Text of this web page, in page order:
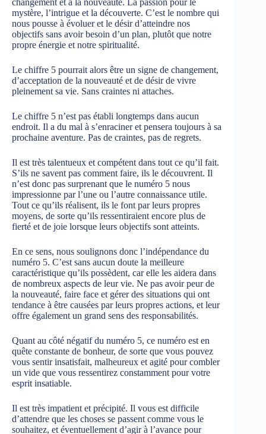
changement et à la nouveauté. La passion pour le
mystère, l’intrigue et la découverte. C’est le nombre qui
nous pousse à évoluer et le désir d’atteindre nos
objectifs sans avoir besoin d’un plan, plutôt que notre
propre énergie et notre spiritualité.
Le chiffre 5 pourrait alors être un signe de changement,
d’acceptation de la nouveauté et de désir de vivre
pleinement sa vie. Sans craintes ni attaches.
Le chiffre 5 n’est pas établi longtemps dans aucun
endroit. Il a du mal à s’enraciner et pensera toujours à sa
prochaine aventure. Pas de craintes, pas de regrets.
Il est très talentueux et compétent dans tout ce qu’il fait.
S’ils ne savent pas comment faire, ils le découvrent. Il
n’est donc pas surprenant que le numéro 5 nous
impressionne par l’une ou l’autre connaissance utile.
Tout ce qu’ils réalisent, ils le font par leurs propres
moyens, de sorte qu’ils ressentiraient encore plus de
fierté et de joie lorsque leurs objectifs sont atteints.
En ce sens, nous soulignons donc l’indépendance du
numéro 5. C’est sans aucun doute la meilleure
caractéristique qu’ils possèdent, car elle les aidera dans
de nombreux aspects de leur vie. Ne pas avoir peur de
la nouveauté, faire face et gérer des situations qui ont
tendance à être causées par leurs propres actions, et leur
offre également un grand sens des responsabilités.
Quant au côté négatif du numéro 5, ce numéro est en
quête constante de bonheur, de sorte que vous pouvez
vous sentir insatisfait, malheureux et agité pour combler
un vide que vous ressentirez constamment pour votre
esprit insatiable.
Il est très impatient et précipité. Il vous est difficile
d’attendre que les choses se passent comme vous le
souhaitez, et éventuellement d’agir à l’avance pour